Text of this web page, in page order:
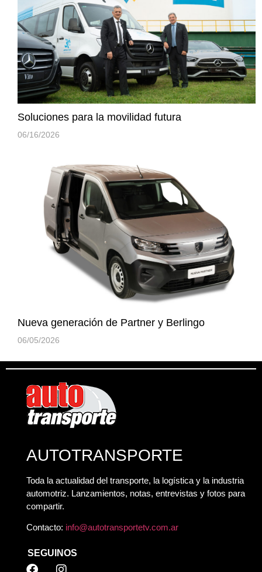
Soluciones para la movilidad futura
06/16/2026
Nueva generación de Partner y Berlingo
06/05/2026
AUTOTRANSPORTE
Toda la actualidad del transporte, la logística y la industria
automotriz. Lanzamientos, notas, entrevistas y fotos para
compartir.
Contacto: info@autotransportetv.com.ar
SEGUINOS